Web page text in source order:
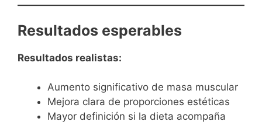
Resultados esperables
Resultados realistas:
Aumento significativo de masa muscular
Mejora clara de proporciones estéticas
Mayor definición si la dieta acompaña